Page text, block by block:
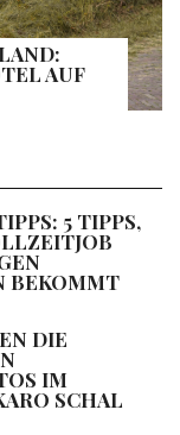
AUF
5 TIPPS,
BEKOMMT
DIE
IM
SCHAL